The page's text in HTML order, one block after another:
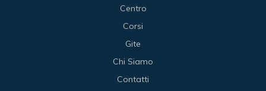
Centro
Corsi
Gite
Chi Siamo
Contatti